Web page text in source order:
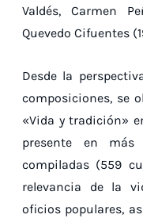
Valdés, Carmen
Quevedo Cifuentes
Desde la
composiciones, se
«Vida y tradición»
presente en
compiladas (559
relevancia de la
oficios populares,